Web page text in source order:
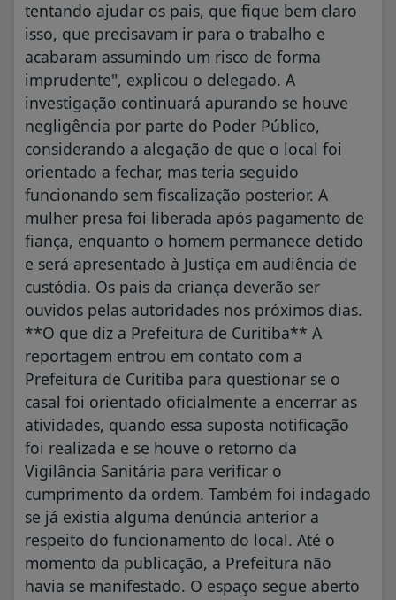
tentando ajudar os pais, que fique bem claro
isso, que precisavam ir para o trabalho e
acabaram assumindo um risco de forma
imprudente", explicou o delegado. A
investigação continuará apurando se houve
negligência por parte do Poder Público,
considerando a alegação de que o local foi
orientado a fechar, mas teria seguido
funcionando sem fiscalização posterior. A
mulher presa foi liberada após pagamento de
fiança, enquanto o homem permanece detido
e será apresentado à Justiça em audiência de
custódia. Os pais da criança deverão ser
ouvidos pelas autoridades nos próximos dias.
**O que diz a Prefeitura de Curitiba** A
reportagem entrou em contato com a
Prefeitura de Curitiba para questionar se o
casal foi orientado oficialmente a encerrar as
atividades, quando essa suposta notificação
foi realizada e se houve o retorno da
Vigilância Sanitária para verificar o
cumprimento da ordem. Também foi indagado
se já existia alguma denúncia anterior a
respeito do funcionamento do local. Até o
momento da publicação, a Prefeitura não
havia se manifestado. O espaço segue aberto